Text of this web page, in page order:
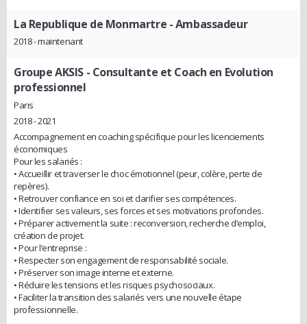
La Republique de Monmartre - Ambassadeur
2018 - maintenant
Groupe AKSIS- Consultante et Coach en Evolution
professionnel
Paris
2018 - 2021
Accompagnement en coaching spécifique pour les licenciements
économiques
Pour les salariés :
• Accueillir et traverser le choc émotionnel (peur, colère, perte de
repères).
• Retrouver confiance en soi et clarifier ses compétences.
• Identifier ses valeurs, ses forces et ses motivations profondes.
• Préparer activement la suite : reconversion, recherche d’emploi,
création de projet.
• Pour l’entreprise :
• Respecter son engagement de responsabilité sociale.
• Préserver son image interne et externe.
• Réduire les tensions et les risques psychosociaux.
• Faciliter la transition des salariés vers une nouvelle étape
professionnelle.